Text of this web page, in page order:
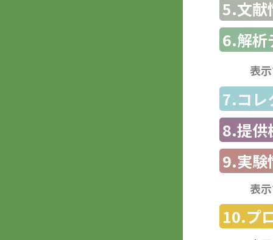
5.文献
6.解析
表
7.コレ
8.提供
9.実験
表
10.プ